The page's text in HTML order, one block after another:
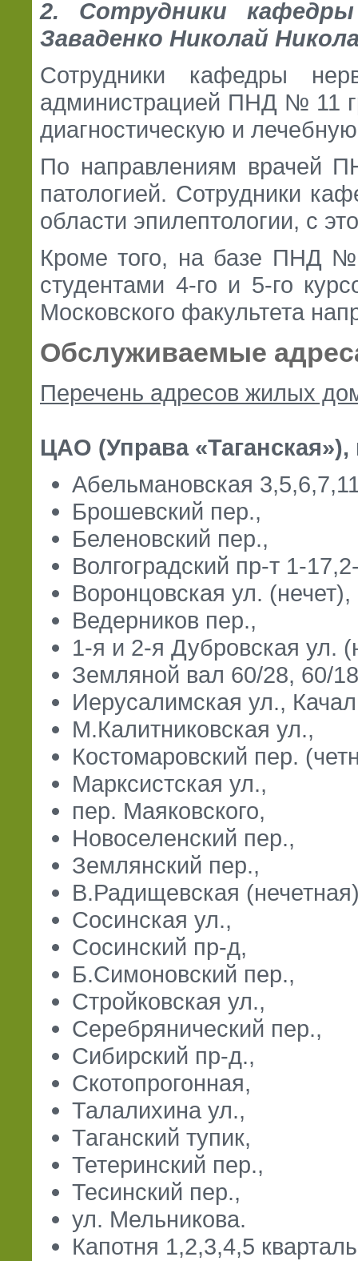
2. Сотрудники
Заваденко Николай
Сотрудники кафедры
администрацией ПНД № 11
диагностическую и
По направлениям врачей
патологией. Сотрудники
области эпилептологии, с
Кроме того, на базе ПНД №
студентами 4-го и 5-го
Московского факультета
Обслуживаемые
Перечень адресов жилых
ЦАО (Управа
Абельмановская
Брошевский пер.,
Беленовский пер.,
Волгоградский пр-т 1-
Воронцовская ул. (нечет),
Ведерников пер.,
1-я и 2-я Дубровская ул.
Земляной вал 60/28, 60/
Иерусалимская ул.,
М.Калитниковская ул.,
Костомаровский пер.
Марксистская ул.,
пер. Маяковского,
Новоселенский пер.,
Землянский пер.,
В.Радищевская
Сосинская ул.,
Сосинский пр-д,
Б.Симоновский пер.,
Стройковская ул.,
Серебрянический пер.,
Сибирский пр-д.,
Скотопрогонная,
Талалихина ул.,
Таганский тупик,
Тетеринский пер.,
Тесинский пер.,
ул. Мельникова.
Капотня 1,2,3,4,5